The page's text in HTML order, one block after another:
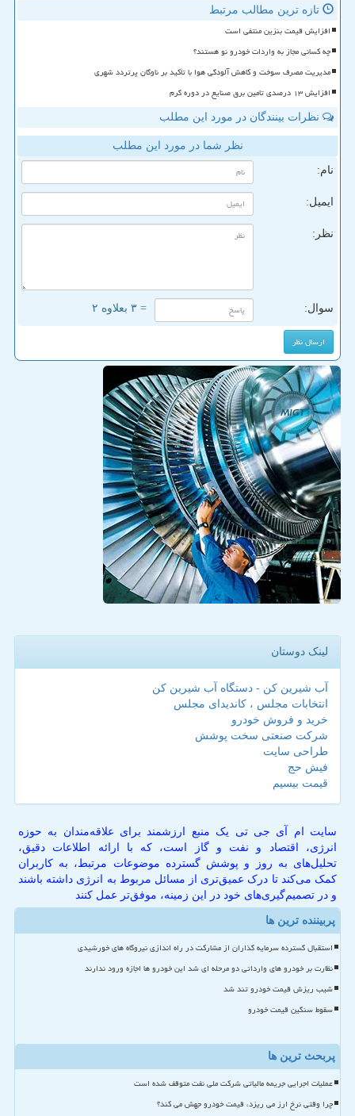
تازه ترین مطالب مرتبط
افزایش قیمت بنزین منتفی است
چه کسانی مجاز به واردات خودرو نو هستند؟
مدیریت مصرف سوخت و کاهش آلودگی هوا با تأکید بر ناوگان پرتردد شهری
افزایش ۱۳ درصدی تامین برق صنایع در دوره گرم
نظرات بینندگان در مورد این مطلب
نظر شما در مورد این مطلب
نام:
ایمیل:
نظر:
سوال: = ۳ بعلاوه ۲
لینک دوستان
آب شیرین کن - دستگاه آب شیرین کن
انتخابات مجلس ، کاندیدای مجلس
خرید و فروش خودرو
شرکت صنعتی سخت پوشش
طراحی سایت
فیش حج
قیمت بیسیم
سایت ام آی جی تی یک منبع ارزشمند برای علاقه‌مندان به حوزه
انرژی، اقتصاد و نفت و گاز است، که با ارائه اطلاعات دقیق،
تحلیل‌های به روز و پوشش گسترده موضوعات مرتبط، به کاربران
کمک می‌کند تا درک عمیق‌تری از مسائل مربوط به انرژی داشته باشند
و در تصمیم‌گیری‌های خود در این زمینه، موفق‌تر عمل کنند
پربیننده ترین ها
استقبال گسترده سرمایه گذاران از مشارکت در راه اندازی نیروگاه های خورشیدی
نظارت بر خودرو های وارداتی دو مرحله ای شد این خودرو ها اجازه ورود ندارند
شیب ریزش قیمت خودرو تند شد
سقوط سنگین قیمت خودرو
پربحث ترین ها
عملیات اجرایی جریمه مالیاتی شرکت ملی نفت متوقف شده است
چرا وقتی نرخ ارز می ریزد، قیمت خودرو جهش می کند؟